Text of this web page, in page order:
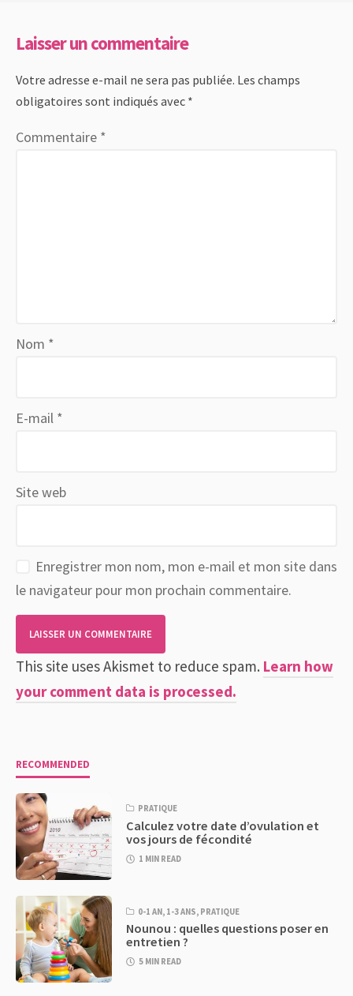
Laisser un commentaire
Votre adresse e-mail ne sera pas publiée. Les champs
obligatoires sont indiqués avec *
Commentaire *
Nom *
E-mail *
Site web
Enregistrer mon nom, mon e-mail et mon site dans
le navigateur pour mon prochain commentaire.
This site uses Akismet to reduce spam. Learn how
your comment data is processed.
RECOMMENDED
PRATIQUE
Calculez votre date d’ovulation et
vos jours de fécondité
1 MIN READ
0-1 AN, 1-3 ANS, PRATIQUE
Nounou : quelles questions poser en
entretien ?
5 MIN READ